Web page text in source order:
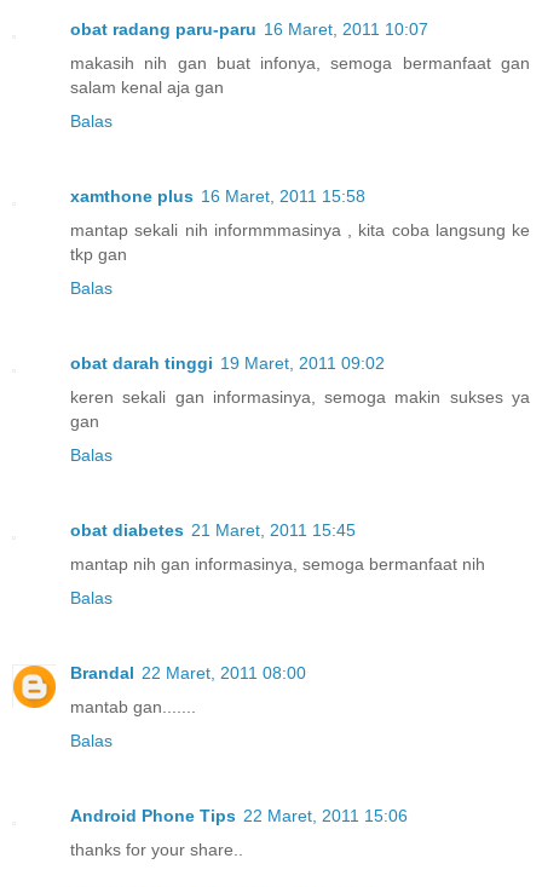
obat radang paru-paru 16 Maret, 2011 10:07
makasih nih gan buat infonya, semoga bermanfaat gan
salam kenal aja gan
Balas
xamthone plus 16 Maret, 2011 15:58
mantap sekali nih informmmasinya , kita coba langsung ke
tkp gan
Balas
obat darah tinggi 19 Maret, 2011 09:02
keren sekali gan informasinya, semoga makin sukses ya
gan
Balas
obat diabetes 21 Maret, 2011 15:45
mantap nih gan informasinya, semoga bermanfaat nih
Balas
Brandal 22 Maret, 2011 08:00
mantab gan.......
Balas
Android Phone Tips 22 Maret, 2011 15:06
thanks for your share..